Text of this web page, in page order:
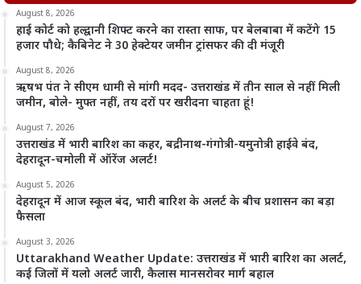
August 8, 2026
हाई कोर्ट को हल्द्वानी शिफ्ट करने का रास्ता साफ, पर बेलबाबा में कटेंगे 15
हजार पौधे; कैबिनेट ने 30 हेक्टेयर जमीन ट्रांसफर की दी मंजूरी
August 8, 2026
ऋषभ पंत ने सीएम धामी से मांगी मदद- उत्तराखंड में तीन साल से नहीं मिली
जमीन, बोले- मुफ्त नहीं, तय दरों पर खरीदना चाहता हूं!
August 7, 2026
उत्तराखंड में भारी बारिश का कहर, बद्रीनाथ-गंगोत्री-यमुनोत्री हाईवे बंद,
देहरादून-चमोली में ऑरेंज अलर्ट!
August 5, 2026
देहरादून में आज स्कूल बंद, भारी बारिश के अलर्ट के बीच प्रशासन का बड़ा
फैसला
August 3, 2026
Uttarakhand Weather Update: उत्तराखंड में भारी बारिश का अलर्ट,
कई जिलों में यलो अलर्ट जारी, कैलास मानसरोवर मार्ग बहाल